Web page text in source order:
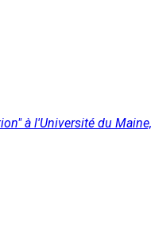
à l'Université du